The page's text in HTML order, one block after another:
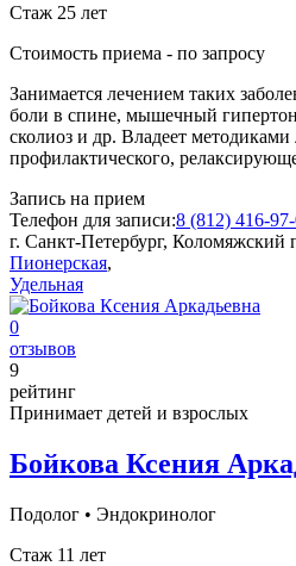
Стаж 25 лет
Стоимость приема - по запросу
Занимается лечением таких
боли в спине, мышечный
сколиоз и др. Владеет методиками
профилактического,
Запись на прием
Телефон для записи:8 (812) 416-97-
г. Санкт-Петербург, Коломяжский
Пионерская,
Удельная
0
отзывов
9
рейтинг
Принимает детей и взрослых
Бойкова Ксения
Подолог • Эндокринолог
Стаж 11 лет